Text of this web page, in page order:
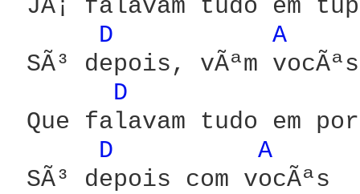
JÃ¡ falavam tudo em
D
A
SÃ³ depois, vÃªm vocÃªs
D
Que falavam tudo em
D
A
SÃ³ depois com vocÃªs